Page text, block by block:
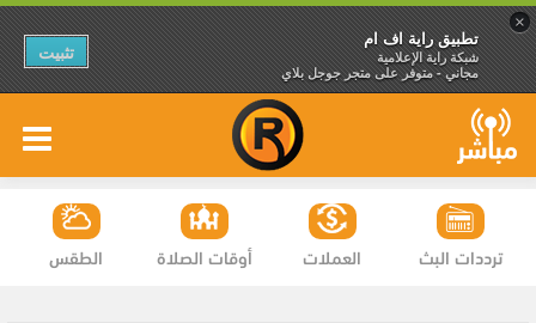
×
تطبيق راية اف ام
شبكة راية الإعلامية
مجاني - متوفر على متجر جوجل بلاي
تثبيت
الطقس أوقات الصلاة العملات ترددات البث